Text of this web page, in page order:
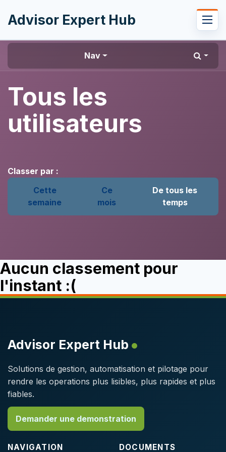
Advisor Expert Hub
Nav
Tous les
utilisateurs
Classer par :
Cette
semaine
Ce
mois
De tous les
temps
Aucun classement pour
l'instant :(
Advisor Expert Hub
Solutions de gestion, automatisation et pilotage pour
rendre les operations plus lisibles, plus rapides et plus
fiables.
Demander une demonstration
NAVIGATION DOCUMENTS